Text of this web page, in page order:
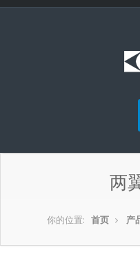
两
你的位置: 首页 产